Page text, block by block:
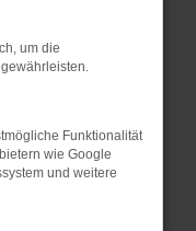
Seiten
privaten
um die
Funktionalität
wie Google
und weitere